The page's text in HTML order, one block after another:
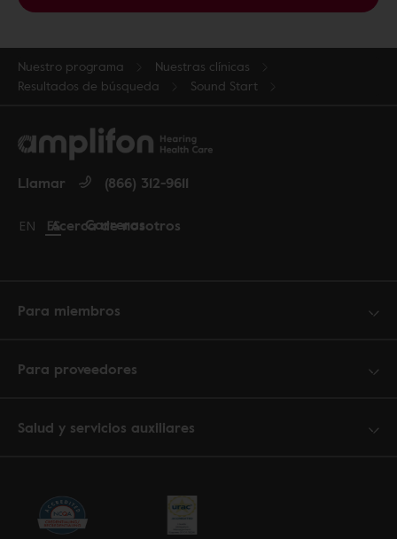
Nuestro programa
Nuestras clínicas
Resultados de búsqueda
Sound Start
Acerca de nosotros
Carreras
Llamar (866) 312-9611
Change language to English
EN Cambiar idioma a español
ES
Para miembros
Para proveedores
Salud y servicios auxiliares